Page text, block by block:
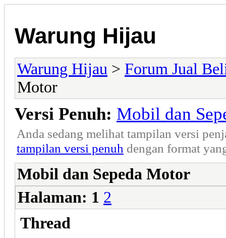
Warung Hijau
Warung Hijau > Forum Jual
Motor
Versi Penuh: Mobil dan
Anda sedang melihat tampilan versi
tampilan versi penuh dengan format
Mobil dan Sepeda Motor
Halaman: 1 2
Thread